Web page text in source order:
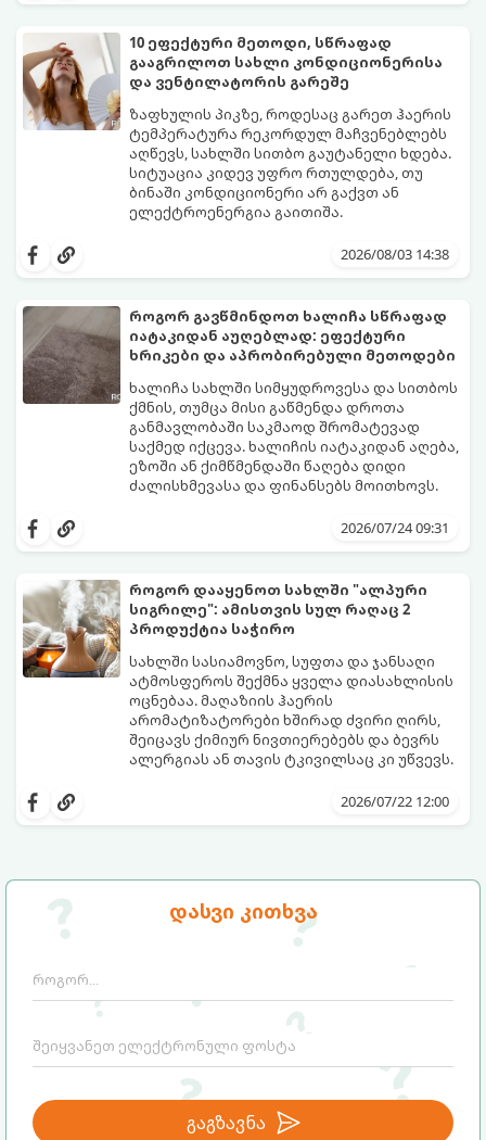
დასვი კითხვა
გაგზავნა
10 ეფექტური მეთოდი, სწრაფად
გააგრილოთ სახლი კონდიციონერისა
და ვენტილატორის გარეშე
ზაფხულის პიკზე, როდესაც გარეთ ჰაერის
ტემპერატურა რეკორდულ მაჩვენებლებს
აღწევს, სახლში სითბო გაუტანელი ხდება.
სიტუაცია კიდევ უფრო რთულდება, თუ
ბინაში კონდიციონერი არ გაქვთ ან
ელექტროენერგია გაითიშა.
კანონები და გამოცდილი ყოფითი ხრიკები,
სასიამოვნო სიგრილე სპეციალური
ტექნიკის გარეშეც.
გთავაზობთ 10 საუკეთესო და
ხელმისაწვდომ მეთოდს:
2026/08/03 14:38
როგორ გავწმინდოთ ხალიჩა სწრაფად
იატაკიდან აუღებლად: ეფექტური
ხრიკები და აპრობირებული მეთოდები
ხალიჩა სახლში სიმყუდროვესა და სითბოს
ქმნის, თუმცა მისი გაწმენდა დროთა
განმავლობაში საკმაოდ შრომატევად
საქმედ იქცევა. ხალიჩის იატაკიდან აღება,
ეზოში ან ქიმწმენდაში წაღება დიდი
ძალისხმევასა და ფინანსებს მოითხოვს.
ეფექტური, ბიუჯეტური და აპრობირებული
ლაქების ამოყვანასა და პირვანდელი
სიახლის დაბრუნებას.
2026/07/24 09:31
როგორ დააყენოთ სახლში "ალპური
სიგრილე": ამისთვის სულ რაღაც 2
პროდუქტია საჭირო
სახლში სასიამოვნო, სუფთა და ჯანსაღი
ატმოსფეროს შექმნა ყველა დიასახლისის
ოცნებაა. მაღაზიის ჰაერის
არომატიზატორები ხშირად ძვირი ღირს,
შეიცავს ქიმიურ ნივთიერებებს და ბევრს
ალერგიას ან თავის ტკივილსაც კი უწვევს.
სიგრილისა“ და სიახლის ეფექტის მიღწევა
ინგრედიენტი დაგჭირდებათ, რომლებიც
2026/07/22 12:00